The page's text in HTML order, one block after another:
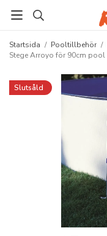
Startsida / Pooltillbehör /
Stege Arroyo för 90cm pool
Slutsåld